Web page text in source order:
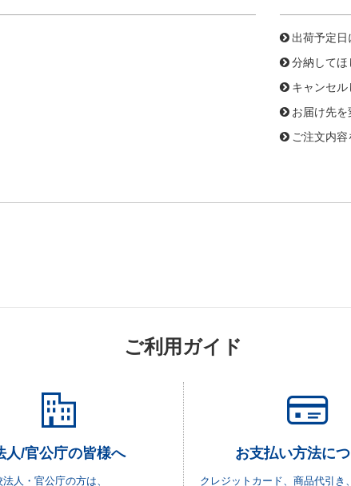
出荷予定日
分納してほ
キャンセ
お届け先
ご注文内
ご利用ガイド
人/官公庁の皆様へ
人・官公庁の方は、
お支払い方法に
クレジットカード、商品代引き、